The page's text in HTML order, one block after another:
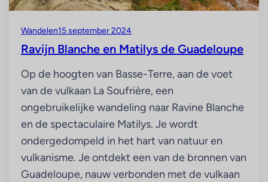
Wandelen15 september 2024
Ravijn Blanche en Matilys de Guadeloupe
Op de hoogten van Basse-Terre, aan de voet
van de vulkaan La Soufrière, een
ongebruikelijke wandeling naar Ravine Blanche
en de spectaculaire Matilys. Je wordt
ondergedompeld in het hart van natuur en
vulkanisme. Je ontdekt een van de bronnen van
Guadeloupe, nauw verbonden met de vulkaan